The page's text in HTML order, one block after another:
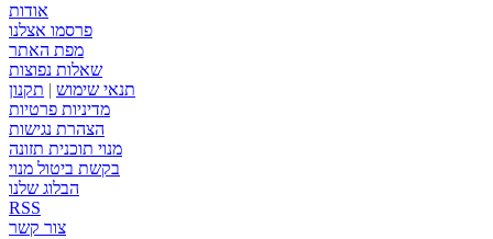
אודות
פרסמו אצלנו
מפת האתר
שאלות נפוצות
תנאי שימוש | תקנון
מדיניות פרטיות
הצהרת נגישות
מנוי תוכנית תזונה
בקשת ביטול מנוי
הבלוג שלנו
RSS
צור קשר